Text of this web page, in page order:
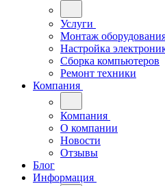
Услуги
Монтаж
Настройка
Сборка компьютеров
Ремонт техники
Компания
Компания
О компании
Новости
Отзывы
Блог
Информация